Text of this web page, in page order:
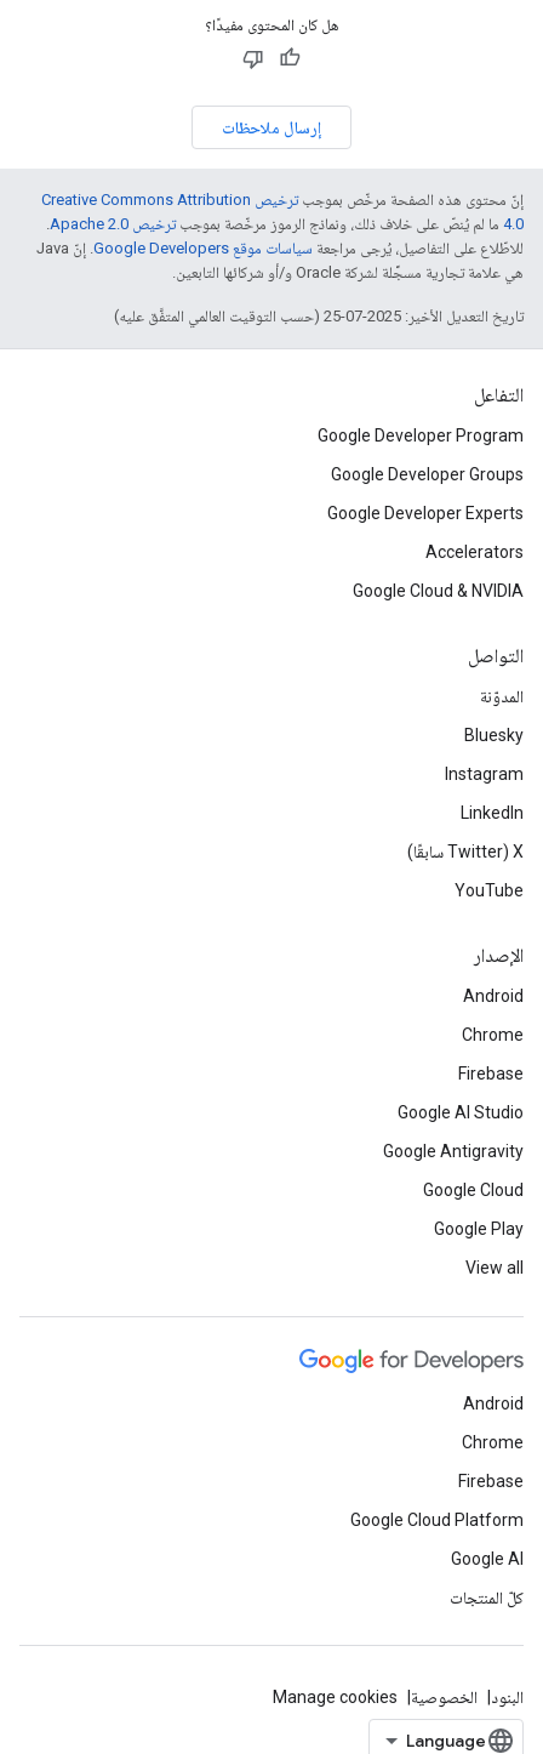
هل كان المحتوى مفيدًا؟
إرسال ملاحظات
إنّ محتوى هذه الصفحة مرخّص بموجب
ترخيص Creative Commons Attribution
4.0‏ ما لم يُنصّ على خلاف ذلك، ونماذج الرموز مرخّصة بموجبترخيص Apache 2.0‏
.
للاطّلاع على التفاصيل، يُرجى مراجعة سياسات موقع Google Developers‏
. إنّ Java
هي علامة تجارية مسجَّلة لشركة Oracle و/أو شركائها التابعين.
تاريخ التعديل الأخير: 2025-07-25 (حسب التوقيت العالمي المتفَّق عليه)
التفاعل
Google Developer Program
Google Developer Groups
Google Developer Experts
Accelerators
Google Cloud & NVIDIA
التواصل
المدوّنة
Bluesky
Instagram
LinkedIn
‫X ‏(Twitter سابقًا)
YouTube
الإصدار
Android
Chrome
Firebase
Google AI Studio
Google Antigravity
Google Cloud
Google Play
View all
Android
Chrome
Firebase
Google Cloud Platform
Google AI
كلّ المنتجات
البنود الخصوصية Manage cookies